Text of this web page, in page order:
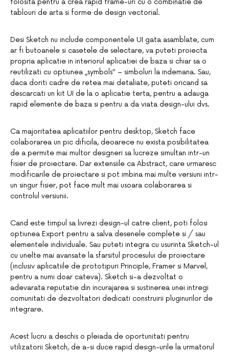
tablouri de arta si forme de design vectorial.
Desi Sketch nu include componentele UI gata asamblate, cum
ar fi butoanele si casetele de selectare, va puteti proiecta
propria aplicatie in interiorul aplicatiei de baza si chiar sa o
reutilizati cu optiunea „symbols” – simboluri la indemana. Sau,
daca doriti cadre de retea mai detaliate, puteti oricand sa
descarcati un kit UI de la o aplicatie terta, pentru a adauga
rapid elemente de baza si pentru a da viata design-ului dvs.
Ca majoritatea aplicatiilor pentru desktop, Sketch face
colaborarea un pic dificila, deoarece nu exista posibilitatea
de a permite mai multor designeri sa lucreze simultan intr-un
fisier de proiectare. Dar extensiile ca Abstract, care urmaresc
modificarile de proiectare si pot imbina mai multe versiuni intr-
un singur fisier, pot face mult mai usoara colaborarea si
controlul versiunii.
Cand este timpul sa livrezi design-ul catre client, poti folosi
optiunea Export pentru a salva desenele complete si / sau
elementele individuale. Sau puteti integra cu usurinta Sketch-ul
cu unelte mai avansate la sfarsitul procesului de proiectare
(inclusiv aplicatiile de prototipuri Principle, Framer si Marvel,
pentru a numi doar cateva). Sketch si-a dezvoltat o
adevarata reputatie din incurajarea si sustinerea unei intregi
comunitati de dezvoltatori dedicati construirii pluginurilor de
integrare.
Acest lucru a deschis o pleiada de oportunitati pentru
utilizatorii Sketch, de a-si duce rapid design-urile la urmatorul